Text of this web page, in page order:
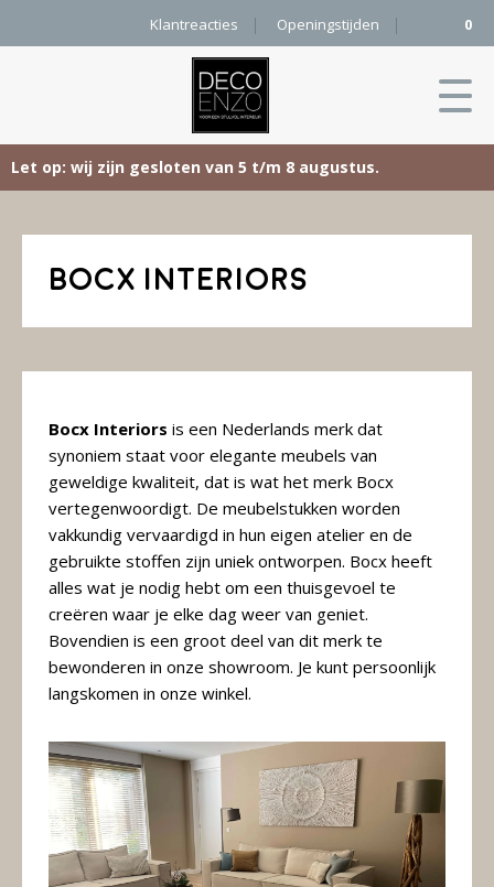
Klantreacties Openingstijden 0
Let op: wij zijn gesloten van 5 t/m 8 augustus.
to
Producten
Kleurenkaart
Pure
&
Original
Meubels
Raambekleding
Behang
Contact
Webshop
Stel hier jouw droomtafel samen
Bocx Interiors
Bocx Interiors is een Nederlands merk dat
synoniem staat voor elegante meubels van
geweldige kwaliteit, dat is wat het merk Bocx
vertegenwoordigt. De meubelstukken worden
vakkundig vervaardigd in hun eigen atelier en de
gebruikte stoffen zijn uniek ontworpen. Bocx heeft
alles wat je nodig hebt om een thuisgevoel te
creëren waar je elke dag weer van geniet.
Bovendien is een groot deel van dit merk te
bewonderen in onze showroom. Je kunt persoonlijk
langskomen in onze winkel.